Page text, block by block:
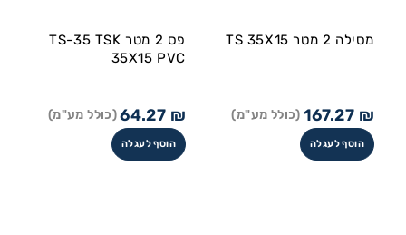
מסילה 2 מטר TS 35X15
167.27 ₪ (כולל מע"מ)
הוסף לעגלה
פס 2 מטר TS-35 TSK
35X15 PVC
64.27 ₪ (כולל מע"מ)
הוסף לעגלה